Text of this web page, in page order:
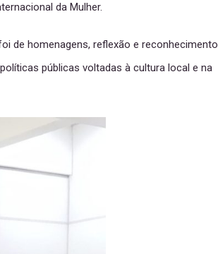
da Mulher.
de homenagens, reflexão e reconhecimento
públicas voltadas à cultura local e na